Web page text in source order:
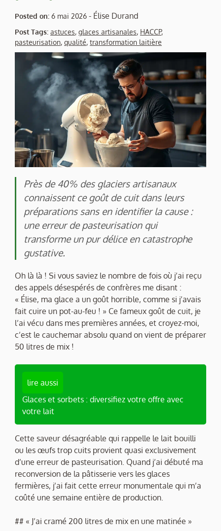
Posted on: 6 mai 2026 - Élise Durand
Post Tags: astuces, glaces artisanales, HACCP,
pasteurisation, qualité, transformation laitière
Près de 40% des glaciers artisanaux
connaissent ce goût de cuit dans leurs
préparations sans en identifier la cause :
une erreur de pasteurisation qui
transforme un pur délice en catastrophe
gustative.
Oh là là ! Si vous saviez le nombre de fois où j’ai reçu
des appels désespérés de confrères me disant :
« Élise, ma glace a un goût horrible, comme si j’avais
fait cuire un pot-au-feu ! » Ce fameux goût de cuit, je
l’ai vécu dans mes premières années, et croyez-moi,
c’est le cauchemar absolu quand on vient de préparer
50 litres de mix !
lire aussi
Glaces et sorbets : diversifiez votre offre avec
votre lait
Cette saveur désagréable qui rappelle le lait bouilli
ou les œufs trop cuits provient quasi exclusivement
d’une erreur de pasteurisation. Quand j’ai débuté ma
reconversion de la pâtisserie vers les glaces
fermières, j’ai fait cette erreur monumentale qui m’a
coûté une semaine entière de production.
## « J’ai cramé 200 litres de mix en une matinée »